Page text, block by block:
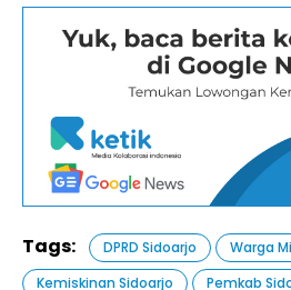
Tags: DPRD Sidoarjo
Warga
Kemiskinan Sidoarjo
Pemkab